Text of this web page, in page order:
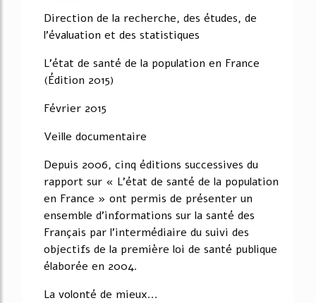
Direction de la recherche, des études, de
l'évaluation et des statistiques
L'état de santé de la population en France
(Édition 2015)
Février 2015
Veille documentaire
Depuis 2006, cinq éditions successives du
rapport sur « L'état de santé de la population
en France » ont permis de présenter un
ensemble d'informations sur la santé des
Français par l'intermédiaire du suivi des
objectifs de la première loi de santé publique
élaborée en 2004.
La volonté de mieux...